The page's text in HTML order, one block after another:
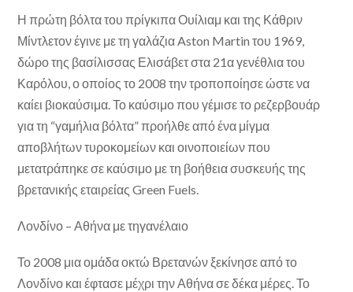
Η πρώτη βόλτα του πρίγκιπα Ουίλιαμ και της Κάθριν
Μίντλετον έγινε με τη γαλάζια Aston Martin του 1969,
δώρο της βασίλισσας Ελισάβετ στα 21α γενέθλια του
Καρόλου, ο οποίος το 2008 την τροποποίησε ώστε να
καίει βιοκαύσιμα. Το καύσιμο που γέμισε το ρεζερβουάρ
για τη “γαμήλια βόλτα” προήλθε από ένα μίγμα
αποβλήτων τυροκομείων και οινοποιείων που
μετατράπηκε σε καύσιμο με τη βοήθεια συσκευής της
βρετανικής εταιρείας Green Fuels.
Λονδίνο – Αθήνα με τηγανέλαιο
Το 2008 μια ομάδα οκτώ Βρετανών ξεκίνησε από το
Λονδίνο και έφτασε μέχρι την Αθήνα σε δέκα μέρες. Το